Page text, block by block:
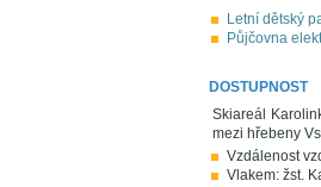
Letní dětský
Půjčovna
DOSTUPNOST
Skiareál
mezi hřebeny
Vzdálenost
Vlakem: žst.